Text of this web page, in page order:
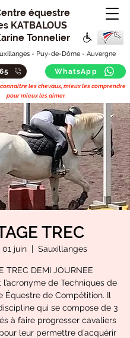
équestre
KATBALOUS
Tonnelier
- Puy-de-Dôme - Auvergne
WhatsApp
les chevaux, mieux les comprendre
pour mieux les aimer.
TREC
juin
  |
Sauxillanges
TREC DEMI JOURNEE
l’acronyme de Techniques de
Équestre de Compétition. Il
discipline qui se compose de 3
à faire progresser cavaliers
leur permettre d’acquérir